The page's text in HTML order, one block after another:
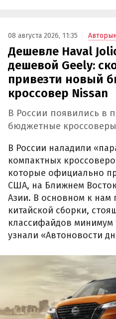
08 августа 2026, 11:35
Дешевле Haval
дешевой Geely:
привезти новый
кроссовер Nissan
В России появились в
бюджетные
В России наладили
компактных
которые официально
США, на Ближнем
Азии. В основном к
китайской сборки,
классифайдов минимум
узнали «Автоновости